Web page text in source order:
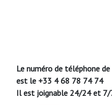
Le numéro de téléphone
est le +33 4 68 78 74 74
Il est joignable 24/24 et